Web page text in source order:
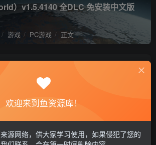
）v1.5.4140 全DLC 免安装中文版
游戏 PC游戏 正文
私信
欢迎来到鱼资源库！
源网络，供大家学习使用，如果侵犯了您的